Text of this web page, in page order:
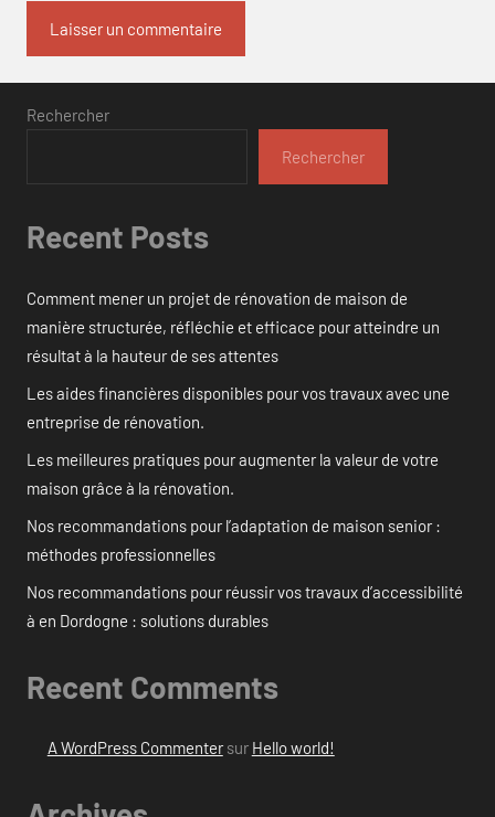
Rechercher
Rechercher
Recent Posts
Comment mener un projet de rénovation de maison de
manière structurée, réfléchie et efficace pour atteindre un
résultat à la hauteur de ses attentes
Les aides financières disponibles pour vos travaux avec une
entreprise de rénovation.
Les meilleures pratiques pour augmenter la valeur de votre
maison grâce à la rénovation.
Nos recommandations pour l’adaptation de maison senior :
méthodes professionnelles
Nos recommandations pour réussir vos travaux d’accessibilité
à en Dordogne : solutions durables
Recent Comments
A WordPress Commentersur Hello world!